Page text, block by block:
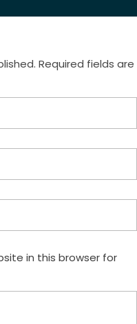
Required fields are
in this browser for